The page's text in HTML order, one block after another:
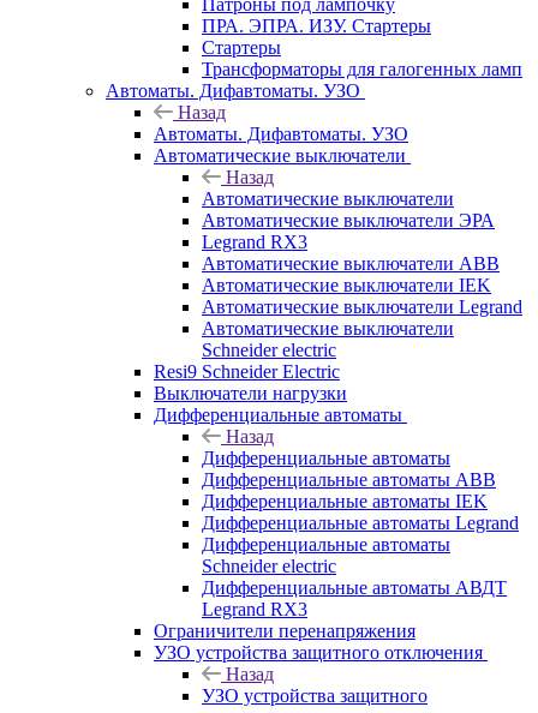
ПРА. ЭПРА. ИЗУ. Стартеры
Стартеры
Трансформаторы для галогенных ламп
Автоматы. Дифавтоматы. УЗО
Назад
Автоматы. Дифавтоматы. УЗО
Автоматические выключатели
Назад
Автоматические выключатели
Автоматические выключатели ЭРА
Legrand RX3
Автоматические выключатели ABB
Автоматические выключатели IEK
Автоматические выключатели Legrand
Автоматические выключатели
Schneider electric
Resi9 Schneider Electric
Выключатели нагрузки
Дифференциальные автоматы
Назад
Дифференциальные автоматы
Дифференциальные автоматы ABB
Дифференциальные автоматы IEK
Дифференциальные автоматы Legrand
Дифференциальные автоматы
Schneider electric
Дифференциальные автоматы АВДТ
Legrand RX3
Ограничители перенапряжения
УЗО устройства защитного отключения
Назад
УЗО устройства защитного